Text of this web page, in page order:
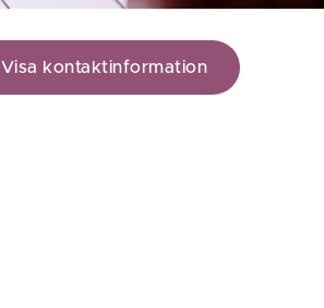
Visa kontaktinformation